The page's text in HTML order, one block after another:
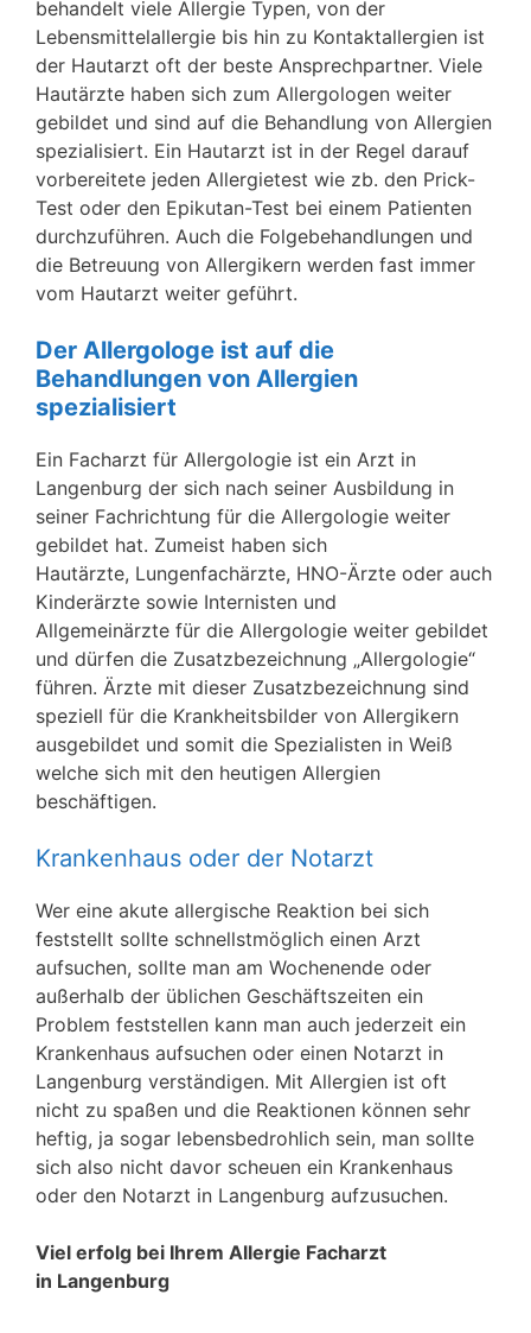
behandelt viele Allergie Typen, von der
Lebensmittelallergie bis hin zu Kontaktallergien ist
der Hautarzt oft der beste Ansprechpartner. Viele
Hautärzte haben sich zum Allergologen weiter
gebildet und sind auf die Behandlung von Allergien
spezialisiert. Ein Hautarzt ist in der Regel darauf
vorbereitete jeden Allergietest wie zb. den Prick-
Test oder den Epikutan-Test bei einem Patienten
durchzuführen. Auch die Folgebehandlungen und
die Betreuung von Allergikern werden fast immer
vom Hautarzt weiter geführt.
Der Allergologe ist auf die
Behandlungen von Allergien
spezialisiert
Ein Facharzt für Allergologie ist ein Arzt in
Langenburg der sich nach seiner Ausbildung in
seiner Fachrichtung für die Allergologie weiter
gebildet hat. Zumeist haben sich
Hautärzte, Lungenfachärzte, HNO-Ärzte oder auch
Kinderärzte sowie Internisten und
Allgemeinärzte für die Allergologie weiter gebildet
und dürfen die Zusatzbezeichnung „Allergologie“
führen. Ärzte mit dieser Zusatzbezeichnung sind
speziell für die Krankheitsbilder von Allergikern
ausgebildet und somit die Spezialisten in Weiß
welche sich mit den heutigen Allergien
beschäftigen.
Krankenhaus oder der Notarzt
Wer eine akute allergische Reaktion bei sich
feststellt sollte schnellstmöglich einen Arzt
aufsuchen, sollte man am Wochenende oder
außerhalb der üblichen Geschäftszeiten ein
Problem feststellen kann man auch jederzeit ein
Krankenhaus aufsuchen oder einen Notarzt in
Langenburg verständigen. Mit Allergien ist oft
nicht zu spaßen und die Reaktionen können sehr
heftig, ja sogar lebensbedrohlich sein, man sollte
sich also nicht davor scheuen ein Krankenhaus
oder den Notarzt in Langenburg aufzusuchen.
Viel erfolg bei Ihrem Allergie Facharzt
in Langenburg